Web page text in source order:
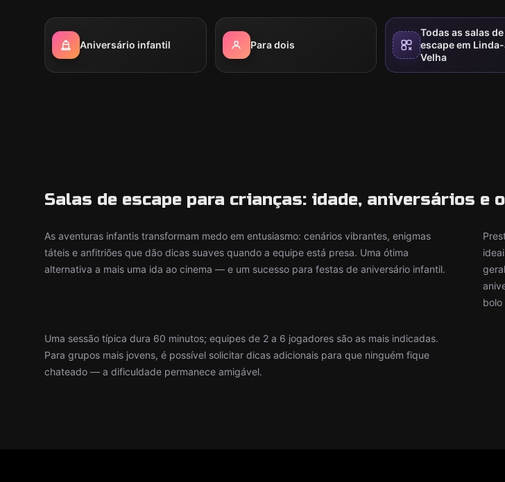
Aniversário infantil Para dois
Todas as salas de
escape em
Velha
Salas de escape para crianças: idade, aniversários e
As aventuras infantis transformam medo em entusiasmo: cenários vibrantes, enigmas
táteis e anfitriões que dão dicas suaves quando a equipe está presa. Uma ótima
alternativa a mais uma ida ao cinema — e um sucesso para festas de aniversário infantil.
Uma sessão típica dura 60 minutos; equipes de 2 a 6 jogadores são as mais indicadas.
Para grupos mais jovens, é possível solicitar dicas adicionais para que ninguém fique
chateado — a dificuldade permanece amigável.